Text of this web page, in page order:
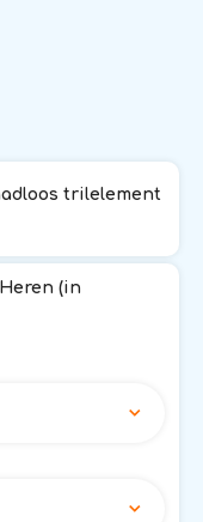
trilelement
(in